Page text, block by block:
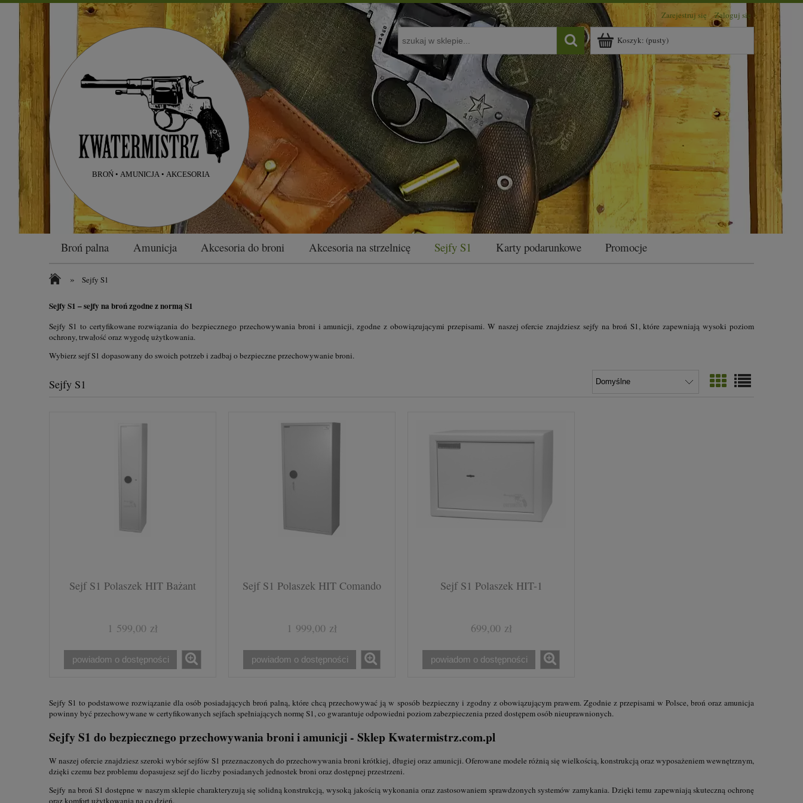
Zarejestruj się Zaloguj się
Koszyk: (pusty)
Broń palna Amunicja Akcesoria do broni Akcesoria na strzelnicę Sejfy S1 Karty podarunkowe Promocje
» Sejfy S1
Sejfy S1 – sejfy na broń zgodne z normą S1
Sejfy S1 to certyfikowane rozwiązania do bezpiecznego przechowywania broni i amunicji, zgodne z obowiązującymi przepisami. W naszej ofercie znajdziesz sejfy na broń S1, które zapewniają wysoki poziom
ochrony, trwałość oraz wygodę użytkowania.
Wybierz sejf S1 dopasowany do swoich potrzeb i zadbaj o bezpieczne przechowywanie broni.
Sejfy S1
Sejf S1 Polaszek HIT Bażant
1 599,00 zł
powiadom o dostępności
Sejf S1 Polaszek HIT Comando
1 999,00 zł
powiadom o dostępności
Sejf S1 Polaszek HIT-1
699,00 zł
powiadom o dostępności
Sejfy S1 to podstawowe rozwiązanie dla osób posiadających broń palną, które chcą przechowywać ją w sposób bezpieczny i zgodny z obowiązującym prawem. Zgodnie z przepisami w Polsce, broń oraz amunicja
powinny być przechowywane w certyfikowanych sejfach spełniających normę S1, co gwarantuje odpowiedni poziom zabezpieczenia przed dostępem osób nieuprawnionych.
Sejfy S1 do bezpiecznego przechowywania broni i amunicji - Sklep Kwatermistrz.com.pl
W naszej ofercie znajdziesz szeroki wybór sejfów S1 przeznaczonych do przechowywania broni krótkiej, długiej oraz amunicji. Oferowane modele różnią się wielkością, konstrukcją oraz wyposażeniem wewnętrznym,
dzięki czemu bez problemu dopasujesz sejf do liczby posiadanych jednostek broni oraz dostępnej przestrzeni.
Sejfy na broń S1 dostępne w naszym sklepie charakteryzują się solidną konstrukcją, wysoką jakością wykonania oraz zastosowaniem sprawdzonych systemów zamykania. Dzięki temu zapewniają skuteczną ochronę